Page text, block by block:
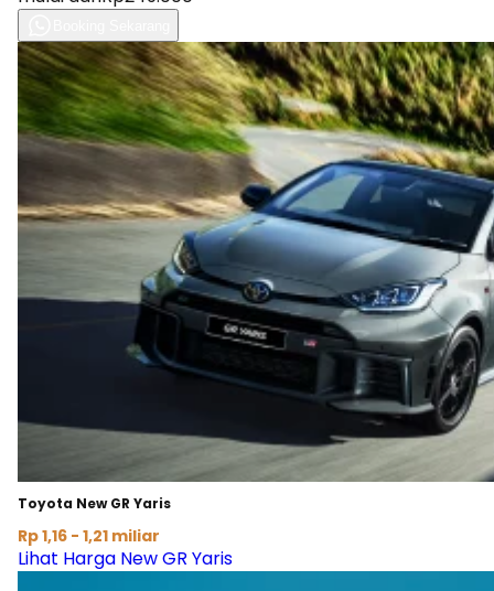
Toyota New GR Yaris
Rp 1,16 - 1,21 miliar
Lihat Harga New GR Yaris